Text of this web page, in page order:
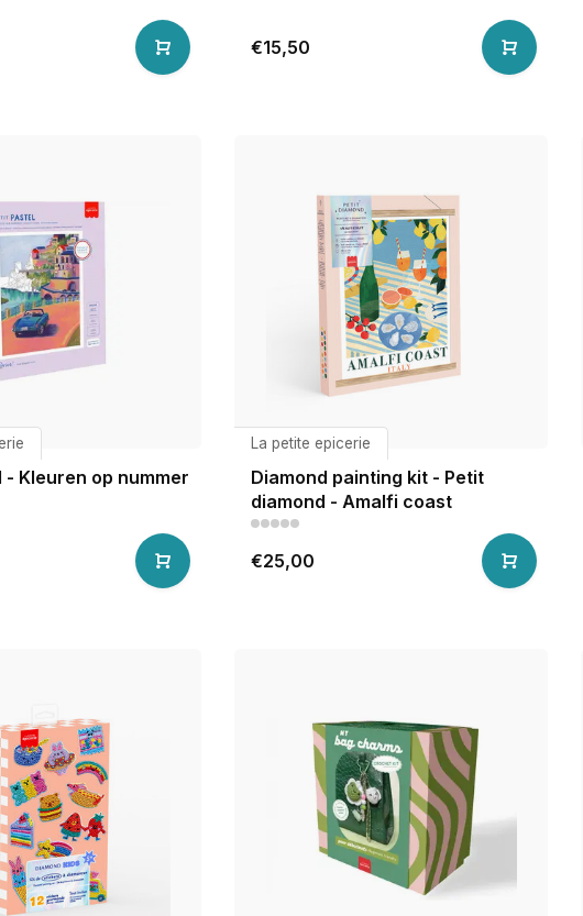
€15,50
- Kleuren op nummer
La petite epicerie
Diamond painting kit - Petit
diamond - Amalfi coast
€25,00